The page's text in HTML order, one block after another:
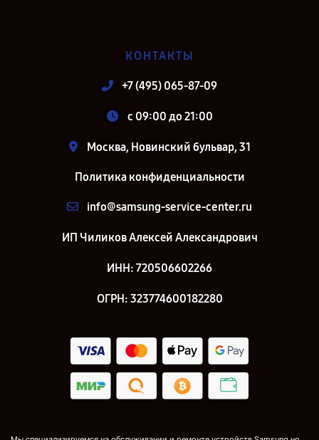
КОНТАКТЫ
+7 (495) 065-87-09
c 09:00 до 21:00
Москва, Новинский бульвар, 31
Политика конфиденциальности
info@samsung-service-center.ru
ИП Чиликов Алексей Александрович
ИНН: 720506602266
ОГРН: 323774600182280